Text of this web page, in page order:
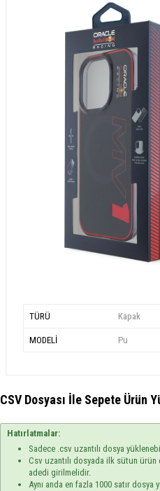
TÜRÜ Kapak
MODELİ Pu
CSV Dosyası İle Sepete Ürün
Hatırlatmalar:
Sadece .csv uzantılı dosya
Csv uzantılı dosyada ilk sütun
adedi girilmelidir.
Aynı anda en fazla 1000 satır dosya